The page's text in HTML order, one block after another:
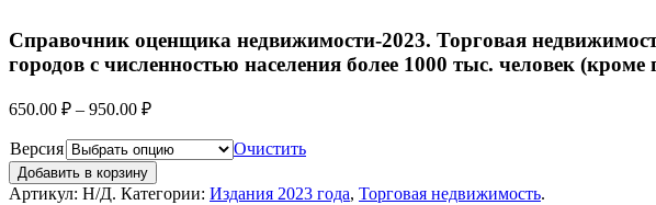
Справочник оценщика недвижимости-2023. Торговая
городов с численностью населения более 1000 тыс. человек
650.00 ₽ – 950.00 ₽
Версия Очистить
Добавить в корзину
Артикул: Н/Д. Категории: Издания 2023 года, Торговая недвижимость.